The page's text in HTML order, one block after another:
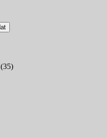
(35)